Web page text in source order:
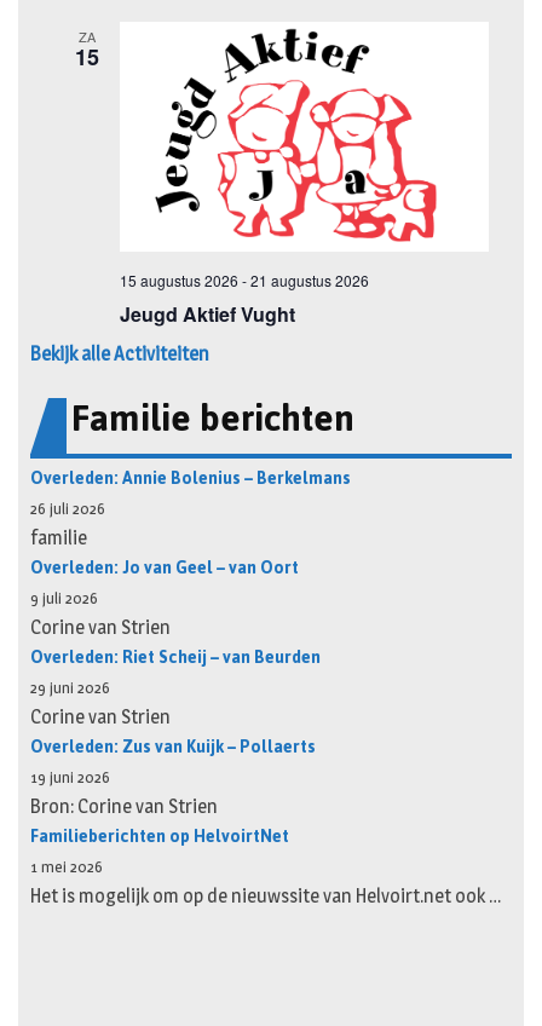
Bekijk alle Activiteiten
Familie berichten
Overleden: Annie Bolenius – Berkelmans
26 juli 2026
familie
Overleden: Jo van Geel – van Oort
9 juli 2026
Corine van Strien
Overleden: Riet Scheij – van Beurden
29 juni 2026
Corine van Strien
Overleden: Zus van Kuijk – Pollaerts
19 juni 2026
Bron: Corine van Strien
Familieberichten op HelvoirtNet
1 mei 2026
Het is mogelijk om op de nieuwssite van Helvoirt.net ook …